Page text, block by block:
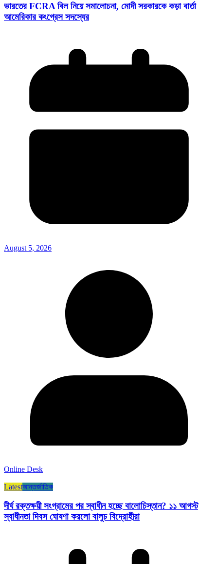
ভারতের FCRA বিল নিয়ে সমালোচনা, মোদী সরকারকে কড়া বার্তা
আমেরিকার কংগ্রেস সদস্যের
August 5, 2026
Online Desk
Latestআন্তর্জাতিক
দীর্ঘ রক্তক্ষয়ী সংগ্রামের পর স্বাধীন হচ্ছে বালোচিস্তান? ১১ আগস্ট
স্বাধীনতা দিবস ঘোষণা করলো বালুচ বিদ্রোহীরা